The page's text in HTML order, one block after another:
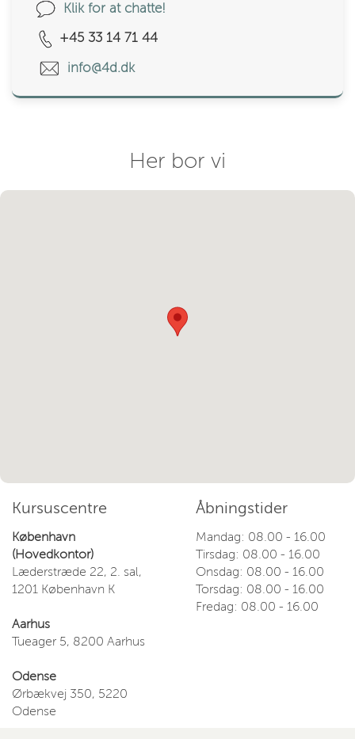
Klik for at chatte!
+45 33 14 71 44
info@4d.dk
Her bor vi
Kursuscentre
København
(Hovedkontor)
Læderstræde 22, 2. sal,
1201 København K
Aarhus
Tueager 5, 8200 Aarhus
Odense
Ørbækvej 350, 5220
Odense
Åbningstider
Mandag: 08.00 - 16.00
Tirsdag: 08.00 - 16.00
Onsdag: 08.00 - 16.00
Torsdag: 08.00 - 16.00
Fredag: 08.00 - 16.00